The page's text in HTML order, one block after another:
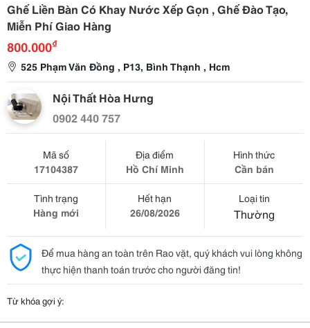
Ghế Liền Bàn Có Khay Nước Xếp Gọn , Ghế Đào Tạo,
Miễn Phí Giao Hàng
800.000₫
525 Phạm Văn Đồng , P13, Bình Thạnh , Hcm
Nội Thất Hòa Hưng
0902 440 757
Mã số
17104387
Địa điểm
Hồ Chí Minh
Hình thức
Cần bán
Tình trạng
Hàng mới
Hết hạn
26/08/2026
Loại tin
Thường
Để mua hàng an toàn trên Rao vặt, quý khách vui lòng không
thực hiện thanh toán trước cho người đăng tin!
Từ khóa gợi ý: